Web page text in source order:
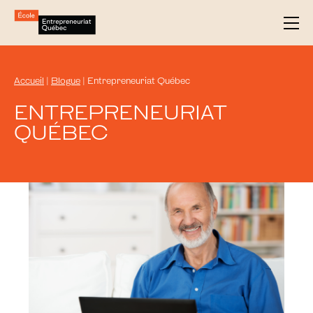
Accueil | Blogue | Entrepreneuriat Québec
ENTREPRENEURIAT
QUÉBEC